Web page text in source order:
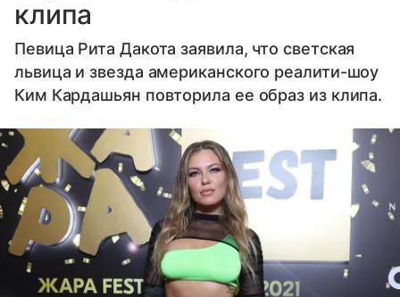
клипа
Певица Рита Дакота заявила, что светская
львица и звезда американского реалити-шоу
Ким Кардашьян повторила ее образ из клипа.